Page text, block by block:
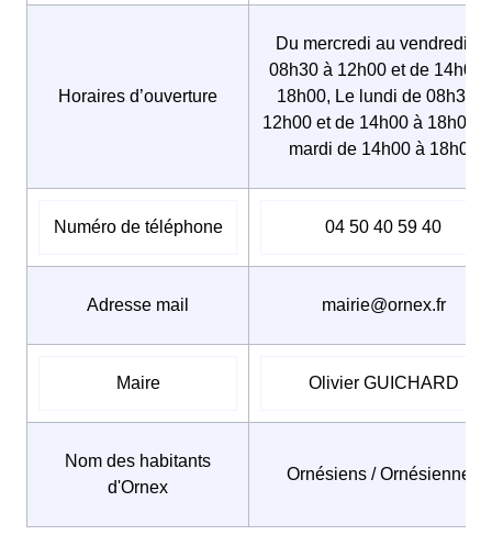
Horaires d’ouverture
Du mercredi au vendredi de
08h30 à 12h00 et de 14h00
18h00, Le lundi de 08h30 à
12h00 et de 14h00 à 18h00,
mardi de 14h00 à 18h00
Numéro de téléphone 04 50 40 59 40
Adresse mail mairie@ornex.fr
Maire Olivier GUICHARD
Nom des habitants
d'Ornex
Ornésiens / Ornésiennes